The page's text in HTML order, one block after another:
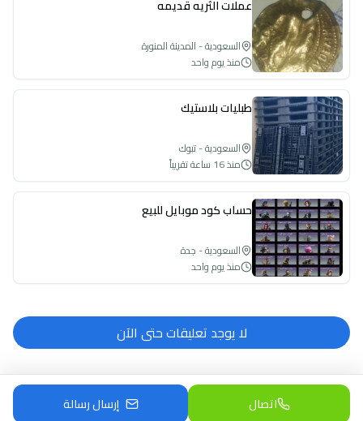
اتصال إرسال رسالة
عملات الثريه قديمه
السعودية - المدينة المنورة
منذ يوم واحد
طبليات بلاستيك
السعودية - تبوك
منذ 16 ساعة تقريباً
حساب كود موبايل للبيع
السعودية - جدة
منذ يوم واحد
لا يوجد تعليقات حتى الآن